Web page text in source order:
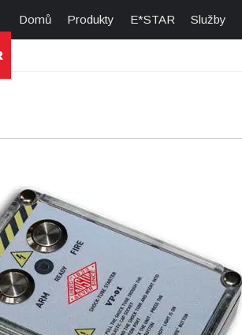
Domů Produkty E*STAR Služby